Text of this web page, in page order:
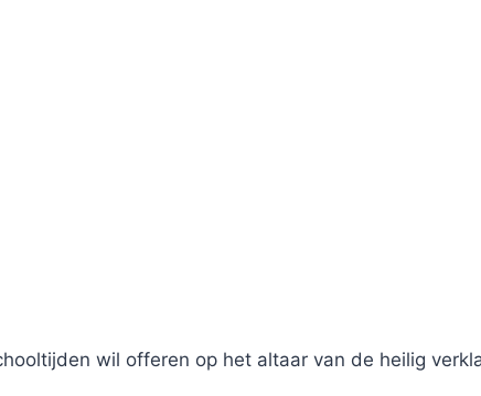
wil offeren op het altaar van de heilig